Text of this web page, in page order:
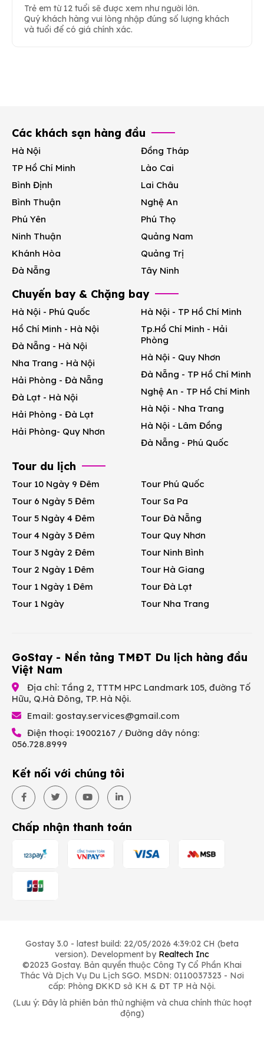
Trẻ em từ 12 tuổi sẽ được xem như người lớn.
Quý khách hàng vui lòng nhập đúng số lượng khách
và tuổi để có giá chính xác.
Các khách sạn hàng đầu
Hà Nội
TP Hồ Chí Minh
Bình Định
Bình Thuận
Phú Yên
Ninh Thuận
Khánh Hòa
Đà Nẵng
Đồng Tháp
Lào Cai
Lai Châu
Nghệ An
Phú Thọ
Quảng Nam
Quảng Trị
Tây Ninh
Chuyến bay & Chặng bay
Hà Nội - Phú Quốc
Hồ Chí Minh - Hà Nội
Đà Nẵng - Hà Nội
Nha Trang - Hà Nội
Hải Phòng - Đà Nẵng
Đà Lạt - Hà Nội
Hải Phòng - Đà Lạt
Hải Phòng- Quy Nhơn
Hà Nội - TP Hồ Chí Minh
Tp.Hồ Chí Minh - Hải
Phòng
Hà Nội - Quy Nhơn
Đà Nẵng - TP Hồ Chí Minh
Nghệ An - TP Hồ Chí Minh
Hà Nội - Nha Trang
Hà Nội - Lâm Đồng
Đà Nẵng - Phú Quốc
Tour du lịch
Tour 10 Ngày 9 Đêm
Tour 6 Ngày 5 Đêm
Tour 5 Ngày 4 Đêm
Tour 4 Ngày 3 Đêm
Tour 3 Ngày 2 Đêm
Tour 2 Ngày 1 Đêm
Tour 1 Ngày 1 Đêm
Tour 1 Ngày
Tour Phú Quốc
Tour Sa Pa
Tour Đà Nẵng
Tour Quy Nhơn
Tour Ninh Bình
Tour Hà Giang
Tour Đà Lạt
Tour Nha Trang
GoStay - Nền tảng TMĐT Du lịch hàng đầu
Việt Nam
Địa chỉ: Tầng 2, TTTM HPC Landmark 105, đường Tố
Hữu, Q.Hà Đông, TP. Hà Nội.
Email: gostay.services@gmail.com
Điện thoại: 19002167 / Đường dây nóng:
056.728.8999
Kết nối với chúng tôi
Chấp nhận thanh toán
Gostay 3.0 - latest build: 22/05/2026 4:39:02 CH (beta
version). Development by Realtech Inc
©2023 Gostay. Bản quyền thuộc Công Ty Cổ Phần Khai
Thác Và Dịch Vụ Du Lịch SGO. MSDN: 0110037323 - Nơi
cấp: Phòng ĐKKD sở KH & ĐT TP Hà Nội.
(Lưu ý: Đây là phiên bản thử nghiệm và chưa chính thức hoạt
động)